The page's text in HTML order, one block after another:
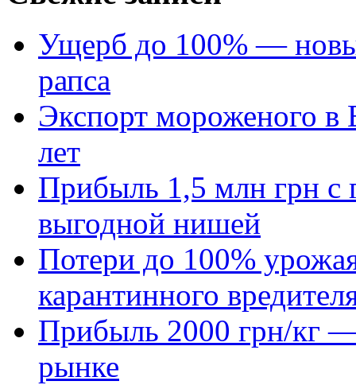
Ущерб до 100% —
рапса
Экспорт мороженого в
лет
Прибыль 1,5 млн грн с
выгодной нишей
Потери до 100%
карантинного
Прибыль 2000 грн/кг —
рынке